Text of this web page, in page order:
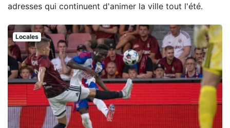
adresses qui continuent d'animer la ville tout l'été.
Locales